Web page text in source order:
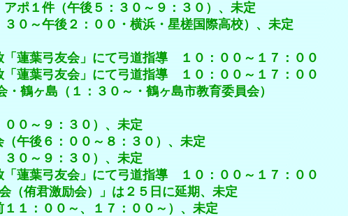
午後５：３０～９：３０）、未定
２：００・横浜・星槎国際高校）、未定
友会」にて弓道指導 １０：００～１７：００
友会」にて弓道指導 １０：００～１７：００
鶴ヶ島（１：３０～・鶴ヶ島市教育委員会）
９：３０）、未定
：００～８：３０）、未定
９：３０）、未定
友会」にて弓道指導 １０：００～１７：００
激励会）」は２５日に延期、未定
０～、１７：００～）、未定